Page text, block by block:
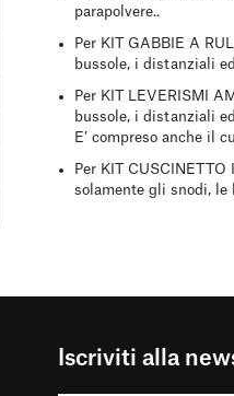
parapolvere..
Per KIT GABBIE A
bussole, i distanziali
Per KIT LEVERISMI
bussole, i distanziali
E’ compreso anche il
Per KIT CUSCINETTO
solamente gli snodi, le
Iscriviti alla